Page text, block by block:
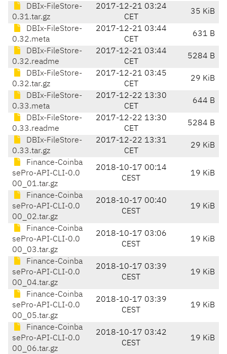
DBIx-FileStore-
0.31.tar.gz
2017-12-21 03:24
CET
35 KiB
DBIx-FileStore-
0.32.meta
2017-12-21 03:44
CET
631 B
DBIx-FileStore-
0.32.readme
2017-12-21 03:44
CET
5284 B
DBIx-FileStore-
0.32.tar.gz
2017-12-21 03:45
CET
29 KiB
DBIx-FileStore-
0.33.meta
2017-12-22 13:30
CET
644 B
DBIx-FileStore-
0.33.readme
2017-12-22 13:30
CET
5284 B
DBIx-FileStore-
0.33.tar.gz
2017-12-22 13:31
CET
29 KiB
Finance-Coinba
sePro-API-CLI-0.0
00_01.tar.gz
2018-10-17 00:14
CEST
19 KiB
Finance-Coinba
sePro-API-CLI-0.0
00_02.tar.gz
2018-10-17 00:40
CEST
19 KiB
Finance-Coinba
sePro-API-CLI-0.0
00_03.tar.gz
2018-10-17 03:06
CEST
19 KiB
Finance-Coinba
sePro-API-CLI-0.0
00_04.tar.gz
2018-10-17 03:39
CEST
19 KiB
Finance-Coinba
sePro-API-CLI-0.0
00_05.tar.gz
2018-10-17 03:39
CEST
19 KiB
Finance-Coinba
sePro-API-CLI-0.0
00_06.tar.gz
2018-10-17 03:42
CEST
19 KiB